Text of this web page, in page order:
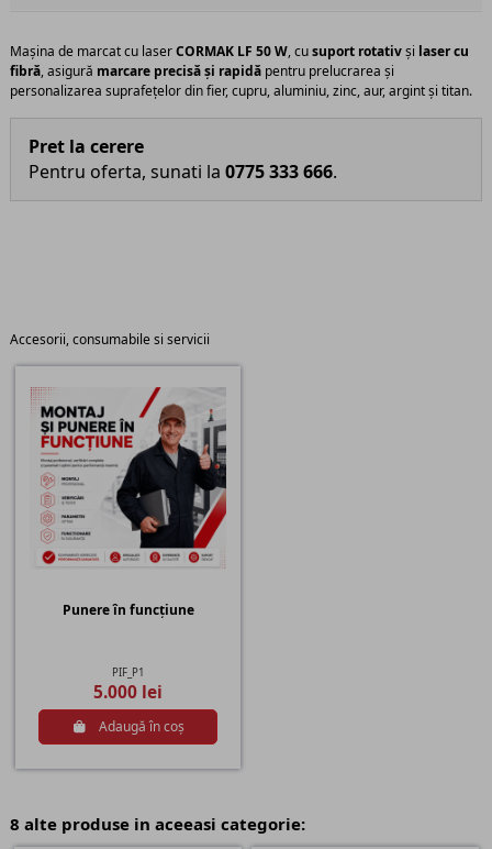
Mașina de marcat cu laserCORMAK LF 50 W, cusuport rotativși laser cu
fibră, asigură marcare precisă și rapidă pentru prelucrarea și
personalizarea suprafețelor din fier, cupru, aluminiu, zinc, aur, argint și titan.
Pret la cerere
Pentru oferta, sunati la 0775 333 666.
Accesorii, consumabile si servicii
Punere în funcțiune
PIF_P1
5.000 lei
Adaugă în coș
8 alte produse in aceeasi categorie: